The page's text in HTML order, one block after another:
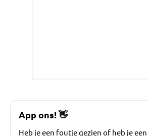
App ons!👋
Heb je een foutje gezien of heb je een